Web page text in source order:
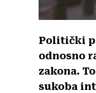
Politički
odnosno
zakona.
sukoba